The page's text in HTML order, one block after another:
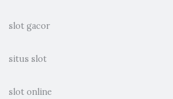
slot gacor
situs slot
slot online